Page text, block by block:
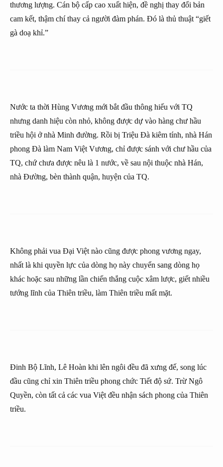
thương lượng. Cán bộ cấp cao xuất hiện, đề nghị thay đổi bản
cam kết, thậm chí thay cả người đàm phán. Đó là thủ thuật “giết
gà doạ khỉ.”
Nước ta thời Hùng Vương mới bắt đầu thông hiếu với TQ
nhưng danh hiệu còn nhỏ, không được dự vào hàng chư hầu
triều hội ở nhà Minh đường. Rồi bị Triệu Đà kiêm tính, nhà Hán
phong Đà làm Nam Việt Vương, chỉ được sánh với chư hầu của
TQ, chứ chưa được nêu là 1 nước, về sau nội thuộc nhà Hán,
nhà Đường, bèn thành quận, huyện của TQ.
Không phải vua Đại Việt nào cũng được phong vương ngay,
nhất là khi quyền lực của dòng họ này chuyển sang dòng họ
khác hoặc sau những lần chiến thắng cuộc xâm lược, giết nhiều
tướng lĩnh của Thiên triều, làm Thiên triều mất mặt.
Đinh Bộ Lĩnh, Lê Hoàn khi lên ngôi đều đã xưng đế, song lúc
đầu cũng chỉ xin Thiên triều phong chức Tiết độ sứ. Trừ Ngô
Quyền, còn tất cả các vua Việt đều nhận sách phong của Thiên
triều.